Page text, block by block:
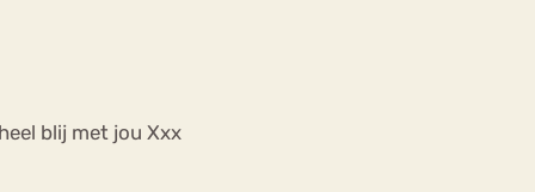
blij met jou Xxx